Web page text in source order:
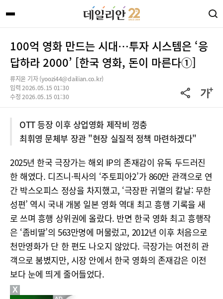
100억 영화 만드는 시대…투자 시스템은 ‘응
답하라 2000’ [한국 영화, 돈이 마른다①]
류지윤 기자 (yoozi44@dailian.co.kr)
입력 2026.05.15 01:30
수정 2026.05.15 01:30
OTT 등장 이후 상업영화 제작비 껑충
최휘영 문체부 장관 "현장 실질적 정책 마련하겠다"
2025년 한국 극장가는 해외 IP의 존재감이 유독 두드러진
한 해였다. 디즈니·픽사의 ‘주토피아2’가 860만 관객으로 연
간 박스오피스 정상을 차지했고, ‘극장판 귀멸의 칼날: 무한
성편’ 역시 국내 개봉 일본 영화 역대 최고 흥행 기록을 새
로 쓰며 흥행 상위권에 올랐다. 반면 한국 영화 최고 흥행작
은 ‘좀비딸’의 563만명에 머물렀고, 2012년 이후 처음으로
천만영화가 단 한 편도 나오지 않았다. 극장가는 여전히 관
객으로 붐볐지만, 시장 안에서 한국 영화의 존재감은 이전
보다 눈에 띄게 줄어들었다.
X